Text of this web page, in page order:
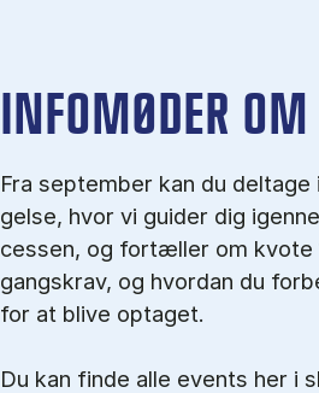
IN­FO­MØ­DER OM
Fra september kan du
gel­se, hvor vi gu­i­der dig
ces­sen, og for­tæl­ler om
gangs­krav, og hvordan du
for at blive optaget.
Du kan finde alle events her i